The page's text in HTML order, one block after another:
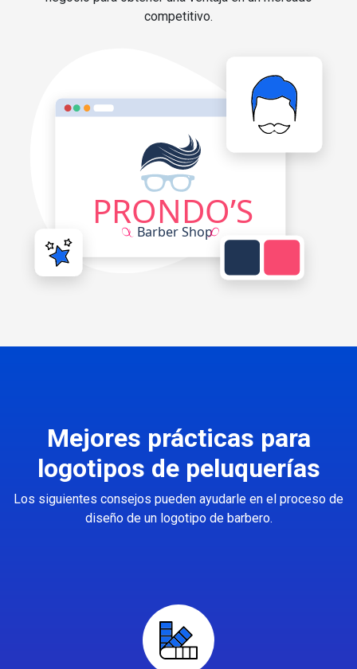
competitivo.
Mejores prácticas para
logotipos de peluquerías
Los siguientes consejos pueden ayudarle en el proceso de
diseño de un logotipo de barbero.